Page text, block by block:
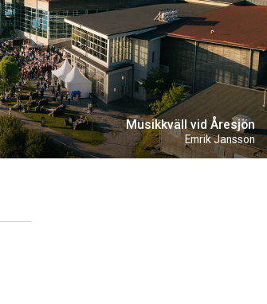
Musikkväll vid Åresjön
Emrik Jansson